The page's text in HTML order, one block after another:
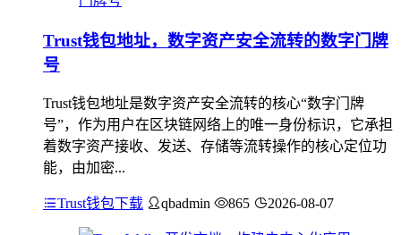
Trust钱包地址，数字资产安全流转的数字门牌
号
Trust钱包地址是数字资产安全流转的核心“数字门牌
号”，作为用户在区块链网络上的唯一身份标识，它承担
着数字资产接收、发送、存储等流转操作的核心定位功
能，由加密...
Trust钱包下载 qbadmin 865 2026-08-07